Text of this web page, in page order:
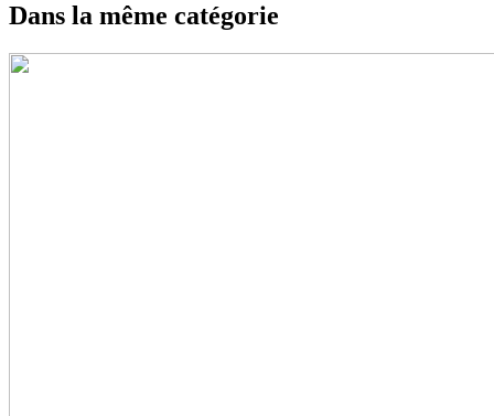
Dans la même catégorie